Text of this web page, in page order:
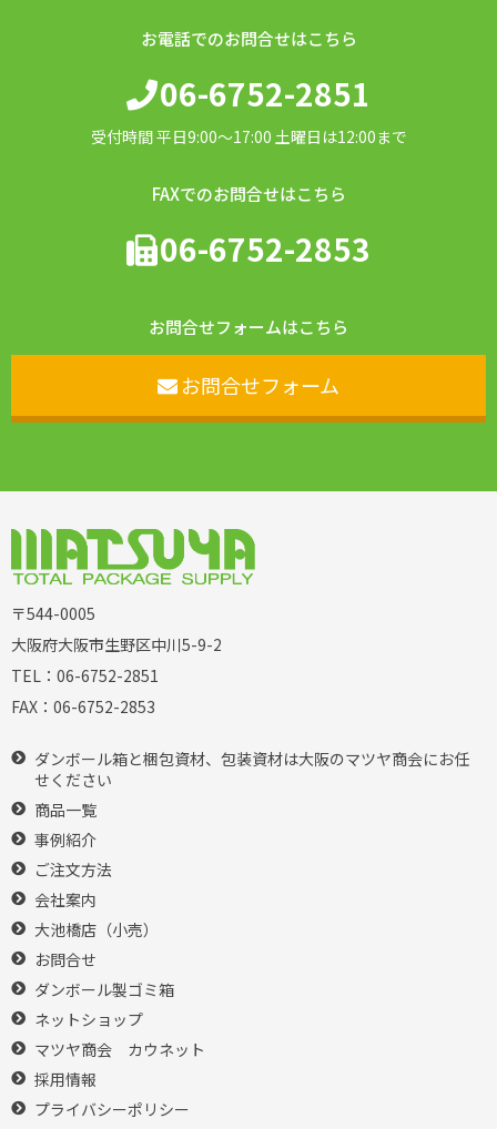
お電話でのお問合せはこちら
06-6752-2851
受付時間 平日9:00〜17:00 土曜日は12:00まで
FAXでのお問合せはこちら
06-6752-2853
お問合せフォームはこちら
お問合せフォーム
〒544-0005
大阪府大阪市生野区中川5-9-2
TEL： 06-6752-2851
FAX： 06-6752-2853
ダンボール箱と梱包資材、包装資材は大阪のマツヤ商会にお任
せください
商品一覧
事例紹介
ご注文方法
会社案内
大池橋店（小売）
お問合せ
ダンボール製ゴミ箱
ネットショップ
マツヤ商会 カウネット
採用情報
プライバシーポリシー